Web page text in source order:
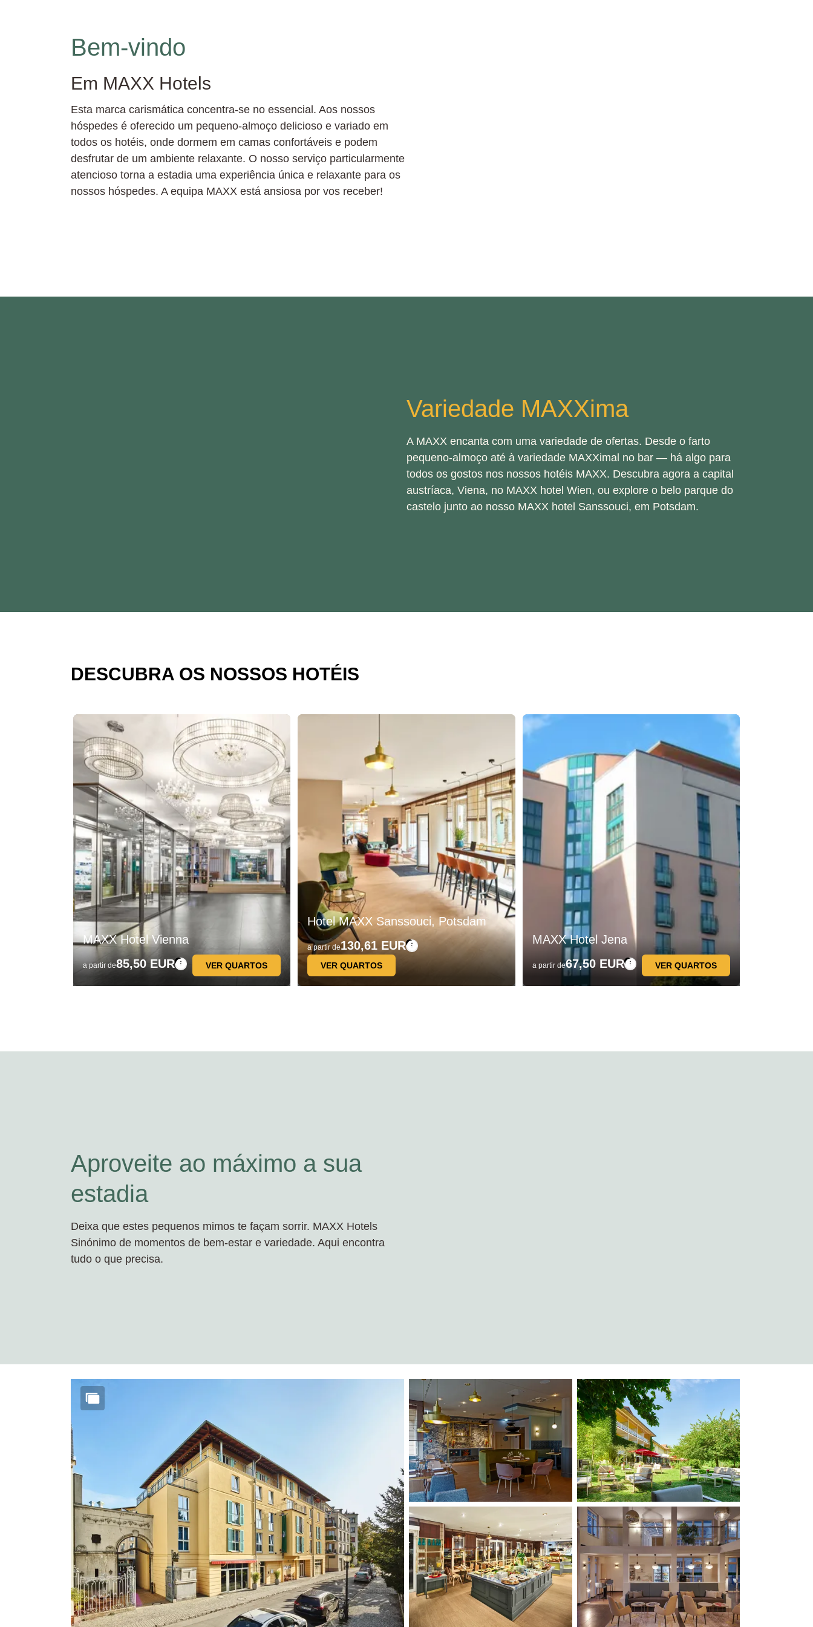
Bem-vindo
Em MAXX Hotels
Esta marca carismática concentra-se no essencial. Aos nossos
hóspedes é oferecido um pequeno-almoço delicioso e variado em
todos os hotéis, onde dormem em camas confortáveis e podem
desfrutar de um ambiente relaxante. O nosso serviço particularmente
atencioso torna a estadia uma experiência única e relaxante para os
nossos hóspedes. A equipa MAXX está ansiosa por vos receber!
Variedade MAXXima
A MAXX encanta com uma variedade de ofertas. Desde o farto
pequeno-almoço até à variedade MAXXimal no bar — há algo para
todos os gostos nos nossos hotéis MAXX. Descubra agora a capital
austríaca, Viena, no MAXX hotel Wien, ou explore o belo parque do
castelo junto ao nosso MAXX hotel Sanssouci, em Potsdam.
DESCUBRA OS NOSSOS HOTÉIS
Diapositivo 1 de 1
MAXX Hotel Vienna
a partir de85,50 EUR VER QUARTOS
Hotel MAXX Sanssouci, Potsdam
a partir de130,61 EUR
VER QUARTOS
MAXX Hotel Jena
a partir de67,50 EUR VER QUARTOS
Aproveite ao máximo a sua
estadia
Deixa que estes pequenos mimos te façam sorrir. MAXX Hotels
Sinónimo de momentos de bem-estar e variedade. Aqui encontra
tudo o que precisa.